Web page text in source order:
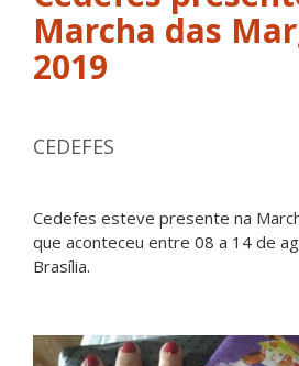
Marcha das
2019
CEDEFES
Cedefes esteve presente na
que aconteceu entre 08 a 14 de
Brasília.